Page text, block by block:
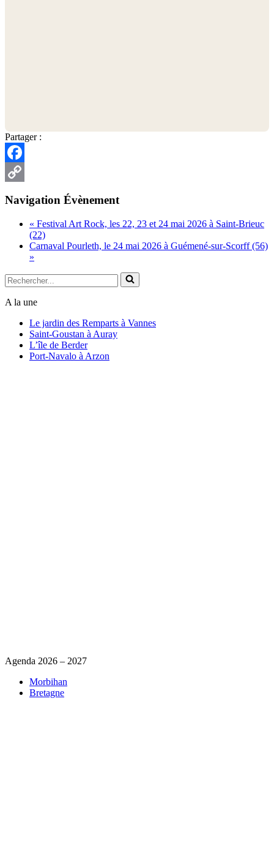
Partager :
Facebook
Navigation Évènement
« Festival Art Rock, les 22, 23 et 24 mai 2026 à Saint-Brieuc
(22)
Carnaval Pourleth, le 24 mai 2026 à Guémené-sur-Scorff (56)
»
Rechercher...
A la une
Le jardin des Remparts à Vannes
Saint-Goustan à Auray
L’île de Berder
Port-Navalo à Arzon
Agenda 2026 – 2027
Morbihan
Bretagne